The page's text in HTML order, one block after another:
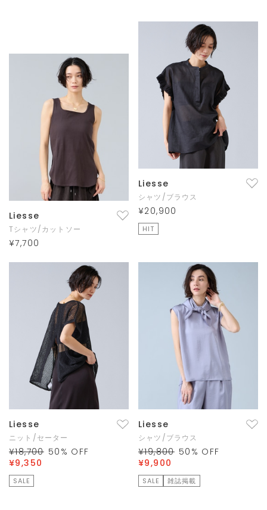
Liesse
Tシャツ/カットソー
¥7,700
Liesse
シャツ/ブラウス
¥20,900
HIT
Liesse
ニット/セーター
¥18,700 50 % OFF
¥9,350
SALE
Liesse
シャツ/ブラウス
¥19,800 50 % OFF
¥9,900
SALE 雑誌掲載